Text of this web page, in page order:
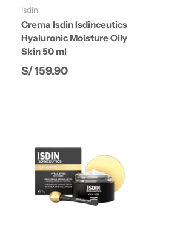
Isdin
Crema Isdin Isdinceutics
Hyaluronic Moisture Oily
Skin 50 ml
Precio normal
S/ 159.90